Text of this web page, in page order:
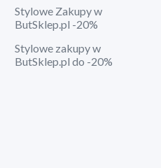
Stylowe Zakupy w
ButSklep.pl -20%
Stylowe zakupy w
ButSklep.pl do -20%